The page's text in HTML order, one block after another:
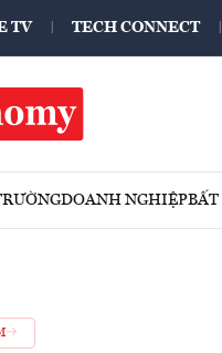
TV TECH CONNECT
DOANH NGHIỆPBẤT